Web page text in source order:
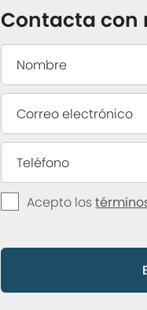
Contacta con
Acepto los